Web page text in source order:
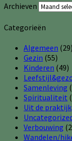
Archieven
Categorieën
Algemeen (29)
Gezin (55)
Kinderen (49)
Samenleving
Spiritualiteit
Uit de praktijk
Verbouwing
Wandelen/